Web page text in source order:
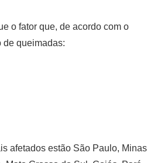
o fator que, de acordo com o
de queimadas:
afetados estão São Paulo, Minas